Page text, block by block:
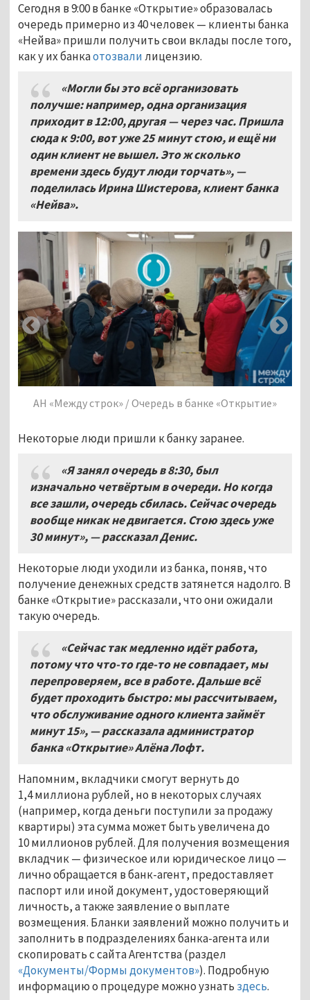
Сегодня в 9:00 в банке «Открытие» образовалась
очередь примерно из 40 человек— клиенты банка
«Нейва» пришли получить свои вклады после того,
как у их банкаотозвалилицензию.
«Могли бы это всё организовать
получше: например, одна организация
приходит в 12:00, другая — через час. Пришла
сюда к 9:00, вот уже 25 минут стою, и ещё ни
один клиент не вышел. Это ж сколько
времени здесь будут люди торчать», —
поделилась Ирина Шистерова, клиент банка
«Нейва».
АН «Между строк» / Очередь в банке «Открытие»
Некоторые люди пришли к банку заранее.
«Я занял очередь в 8:30, был
изначально четвёртым в очереди. Но когда
все зашли, очередь сбилась. Сейчас очередь
вообще никак не двигается. Стою здесь уже
30 минут», — рассказал Денис.
Некоторые люди уходили из банка, поняв, что
получение денежных средств затянется надолго. В
банке «Открытие» рассказали, что они ожидали
такую очередь.
«Сейчас так медленно идёт работа,
потому что что-то где-то не совпадает, мы
перепроверяем, все в работе. Дальше всё
будет проходить быстро: мы рассчитываем,
что обслуживание одного клиента займёт
минут 15», — рассказала администратор
банка «Открытие» Алёна Лофт.
Напомним, вкладчики смогут вернуть до
1,4 миллиона рублей, но в некоторых случаях
(например, когда деньги поступили за продажу
квартиры) эта сумма может быть увеличена до
10 миллионов рублей. Для получения возмещения
вкладчик — физическое или юридическое лицо —
лично обращается в банк-агент, предоставляет
паспорт или иной документ, удостоверяющий
личность, а также заявление о выплате
возмещения. Бланки заявлений можно получить и
заполнить в подразделениях банка-агента или
скопировать с сайта Агентства (раздел
«Документы/Формы документов»). Подробную
информацию о процедуре можно узнать здесь.